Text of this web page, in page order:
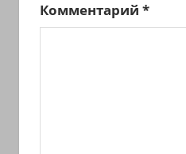
Комментарий *